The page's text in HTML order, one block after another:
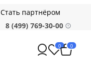
Стать партнёром
8 (499) 769-30-00
0 0